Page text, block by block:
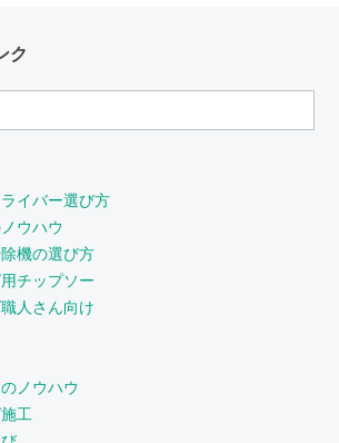
ク
イバー選び方
ウハウ
機の選び方
チップソー
人さん向け
ノウハウ
工